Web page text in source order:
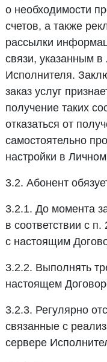
о необходимости
счетов, а также
рассылки
связи, указанным в
Исполнителя.
заказ услуг
получение таких
отказаться от
самостоятельно
настройки в
3.2. Абонент
3.2.1. До момента
в соответствии с
с настоящим
3.2.2. Выполнять
настоящем
3.2.3. Регулярно
связанные с
сервере